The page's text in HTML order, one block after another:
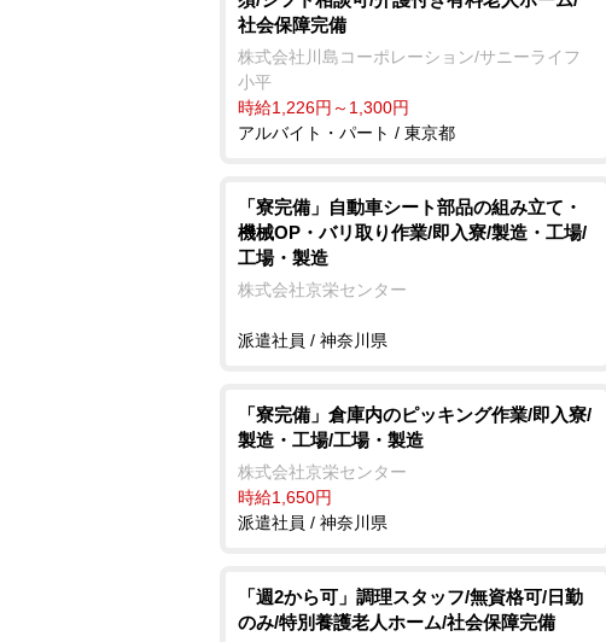
社会保障完備
株式会社川島コーポレーション/サニーライフ
小平
時給1,226円～1,300円
アルバイト・パート / 東京都
「寮完備」自動車シート部品の組み立て・
機械OP・バリ取り作業/即入寮/製造・工場/
工場・製造
株式会社京栄センター
派遣社員 / 神奈川県
「寮完備」倉庫内のピッキング作業/即入寮/
製造・工場/工場・製造
株式会社京栄センター
時給1,650円
派遣社員 / 神奈川県
「週2から可」調理スタッフ/無資格可/日勤
のみ/特別養護老人ホーム/社会保障完備